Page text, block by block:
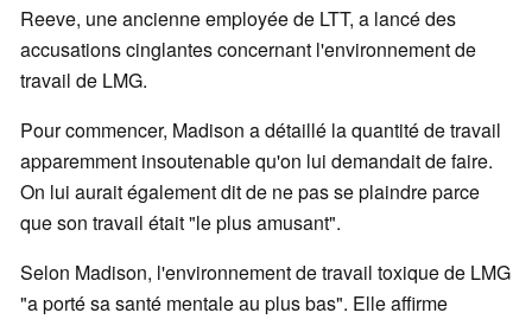
Reeve, une ancienne employée de LTT, a lancé des
accusations cinglantes concernant l'environnement de
travail de LMG.
Pour commencer, Madison a détaillé la quantité de travail
apparemment insoutenable qu'on lui demandait de faire.
On lui aurait également dit de ne pas se plaindre parce
que son travail était "le plus amusant".
Selon Madison, l'environnement de travail toxique de LMG
"a porté sa santé mentale au plus bas". Elle affirme